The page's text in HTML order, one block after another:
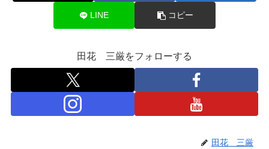
LINE コピー
田花 三厳をフォローする
田花 三厳